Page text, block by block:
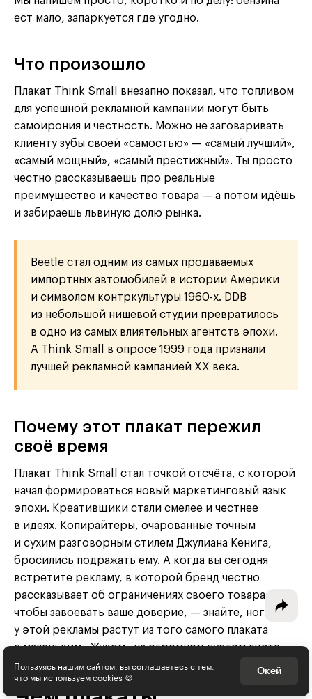
ест мало, запаркуется где угодно.
Что произошло
Плакат Think Small внезапно показал, что топливом
для успешной рекламной кампании могут быть
самоирония и честность. Можно не заговаривать
клиенту зубы своей «самостью» — «самый лучший»,
«самый мощный», «самый престижный». Ты просто
честно рассказываешь про реальные
преимущество и качество товара — а потом идёшь
и забираешь львиную долю рынка.
Beetle стал одним из самых продаваемых
импортных автомобилей в истории Америки
и символом контркультуры 1960-х. DDB
из небольшой нишевой студии превратилось
в одно из самых влиятельных агентств эпохи.
А Think Small в опросе 1999 года признали
лучшей рекламной кампанией ХХ века.
Почему этот плакат пережил
своё время
Плакат Think Small стал точкой отсчёта, с которой
начал формироваться новый маркетинговый язык
эпохи. Креативщики стали смелее и честнее
в идеях. Копирайтеры, очарованные точным
и сухим разговорным стилем Джулиана Кенига,
бросились подражать ему. А когда вы сегодня
встретите рекламу, в которой бренд честно
рассказывает об ограничениях своего товара,
чтобы завоевать ваше доверие, — знайте, ноги
у этой рекламы растут из того самого плаката
с маленьким «Жуком» на огромном пустом листе.
Пользуясь нашим сайтом, вы соглашаетесь с тем,
что мы используем cookies 🍪 Окей
Интересное - на почту!
Выберите тему рассылки
и получите 5 бесплатных курсов:
Дизайн
Программирование
Разработка игр
Психология, общество
Маркетинг